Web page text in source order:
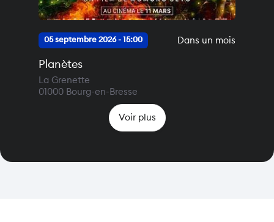
05 septembre 2026 - 15:00 Dans un mois
Planètes
La Grenette
01000 Bourg-en-Bresse
Voir plus